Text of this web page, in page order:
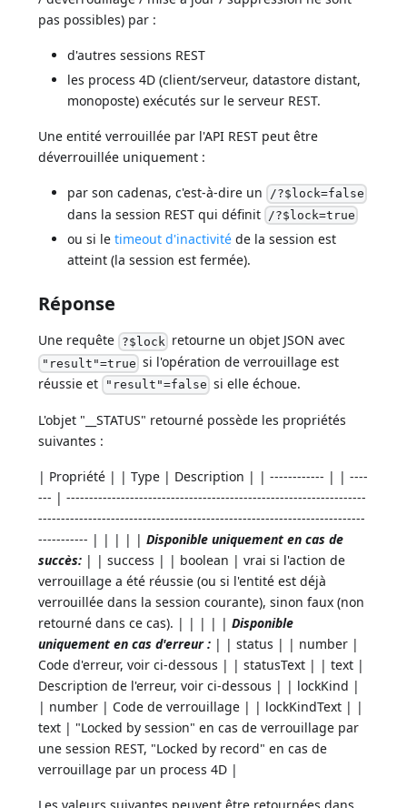
pas possibles) par :
d'autres sessions REST
les process 4D (client/serveur, datastore distant,
monoposte) exécutés sur le serveur REST.
Une entité verrouillée par l'API REST peut être
déverrouillée uniquement :
par son cadenas, c'est-à-dire un /?$lock=false
dans la session REST qui définit /?$lock=true
ou si letimeout d'inactivité de la session est
atteint (la session est fermée).
Réponse
Une requête ?$lock retourne un objet JSON avec
"result"=true si l'opération de verrouillage est
réussie et "result"=false si elle échoue.
L'objet "__STATUS" retourné possède les propriétés
suivantes :
| Propriété | | Type | Description | | ------------ | | ----
--- | ------------------------------------------------------------------
------------------------------------------------------------------------
----------- | | | | |Disponible uniquement en cas de
succès: | | success | | boolean | vrai si l'action de
verrouillage a été réussie (ou si l'entité est déjà
verrouillée dans la session courante), sinon faux (non
retourné dans ce cas). | | | | |Disponible
uniquement en cas d'erreur : | | status | | number |
Code d'erreur, voir ci-dessous | | statusText | | text |
Description de l'erreur, voir ci-dessous | | lockKind |
| number | Code de verrouillage | | lockKindText | |
text | "Locked by session" en cas de verrouillage par
une session REST, "Locked by record" en cas de
verrouillage par un process 4D |
Les valeurs suivantes peuvent être retournées dans